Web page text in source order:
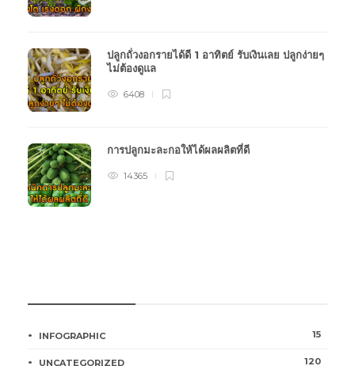
ปลูกถั่วงอกรายได้ดี 1 อาทิตย์ รับเงินเลย ปลูกง่ายๆ
ไม่ต้องดูแล
6408
การปลูกมะละกอให้ได้ผลผลิตที่ดี
14365
INFOGRAPHIC 15
UNCATEGORIZED 120